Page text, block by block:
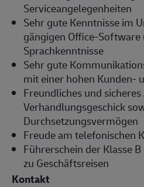
Serviceangelegenheiten
Sehr gute Kenntnisse im
gängigen Office-
Sprachkenntnisse
Sehr gute
mit einer hohen Kunden-
Freundliches und
Verhandlungsgeschick
Durchsetzungsvermögen
Freude am telefonischen
Führerschein der Klasse
zu Geschäftsreisen
Kontakt